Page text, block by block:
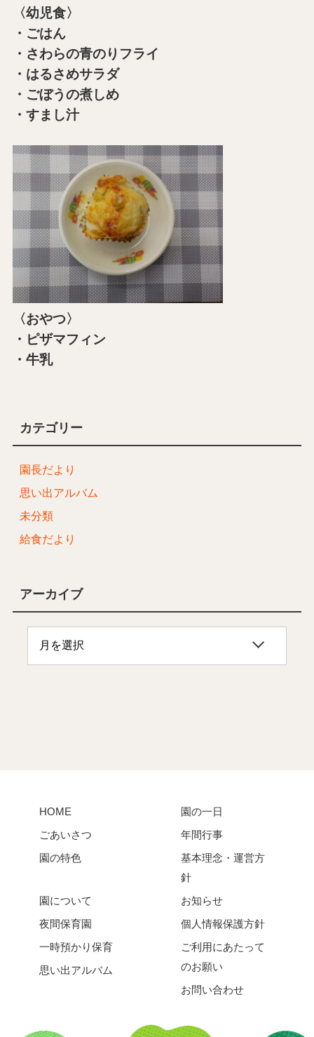
〈幼児食〉
・ごはん
・さわらの青のりフライ
・はるさめサラダ
・ごぼうの煮しめ
・すまし汁
〈おやつ〉
・ピザマフィン
・牛乳
カテゴリー
園長だより
思い出アルバム
未分類
給食だより
アーカイブ
HOME
ごあいさつ
園の特色
園の一日
年間行事
基本理念・運営方
針
園について
夜間保育園
一時預かり保育
思い出アルバム
お知らせ
個人情報保護方針
ご利用にあたって
のお願い
お問い合わせ